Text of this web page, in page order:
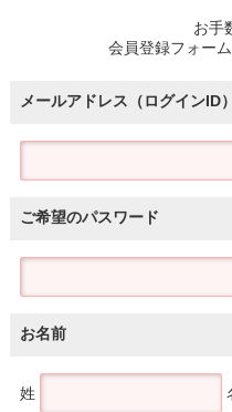
お手
会員登録フォー
メールアドレス（ログインID）
ご希望のパスワード
お名前
姓